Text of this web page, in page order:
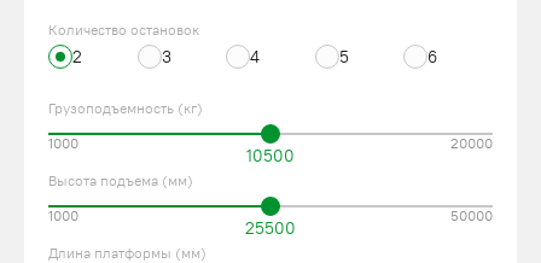
Количество остановок
2 3 4 5 6
Грузоподъемность (кг)
10500
1000 20000
Высота подъема (мм)
25500
1000 50000
Длина платформы (мм)